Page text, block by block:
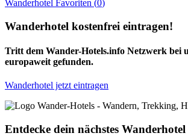
Wanderhotel Favoriten (0)
Wanderhotel kostenfrei eintragen!
Tritt dem Wander-Hotels.info Netzwerk bei
europaweit gefunden.
Wanderhotel jetzt eintragen
Entdecke dein nächstes Wanderhotel